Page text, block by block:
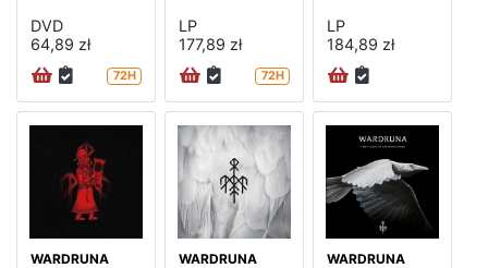
DVD
64,89 zł
72H
LP
177,89 zł
72H
LP
184,89 zł
WARDRUNA
WARDRUNA
WARDRUNA